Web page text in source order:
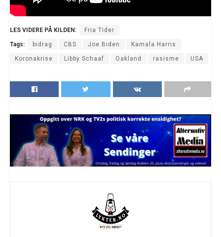
LES VIDERE PÅ KILDEN: Fria Tider
Tags: bidrag CBS Joe Biden Kamala Harris
Koronakrise Libby Schaaf Oakland rasisme USA